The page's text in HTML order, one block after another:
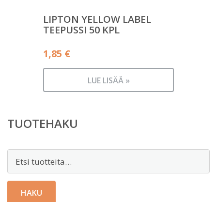
LIPTON YELLOW LABEL
TEEPUSSI 50 KPL
1,85 €
LUE LISÄÄ »
TUOTEHAKU
HAKU